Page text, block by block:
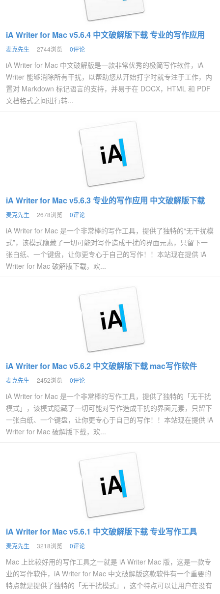
iA Writer for Mac v5.6.4 中文破解版下载 专业的写作应用
麦克先生 2744浏览 0评论
iA Writer for Mac 中文破解版是一款非常优秀的极简写作软件，iA
Writer 能够消除所有干扰，以帮助您从开始打字时就专注于工作，内
置对 Markdown 标记语言的支持，并易于在 DOCX，HTML 和 PDF
文档格式之间进行转...
iA Writer for Mac v5.6.3 专业的写作应用 中文破解版下载
麦克先生 2678浏览 0评论
iA Writer for Mac 是一个非常棒的写作工具，提供了独特的“无干扰模
式”，该模式隐藏了一切可能对写作造成干扰的界面元素，只留下一
张白纸、一个键盘，让你更专心于自己的写作！！本站现在提供 iA
Writer for Mac 破解版下载，欢...
iA Writer for Mac v5.6.2 中文破解版下载 mac写作软件
麦克先生 2452浏览 0评论
iA Writer for Mac 是一个非常棒的写作工具，提供了独特的「无干扰
模式」，该模式隐藏了一切可能对写作造成干扰的界面元素，只留下
一张白纸、一个键盘，让你更专心于自己的写作！！本站现在提供 iA
Writer for Mac 破解版下载，欢...
iA Writer for Mac v5.6.1 中文破解版下载 专业写作工具
麦克先生 3218浏览 0评论
Mac 上比较好用的写作工具之一就是 iA Writer Mac 版，这是一款专
业的写作软件，iA Writer for Mac 中文破解版这款软件有一个重要的
特点就是提供了独特的「无干扰模式」，这个特点可以让用户在没有